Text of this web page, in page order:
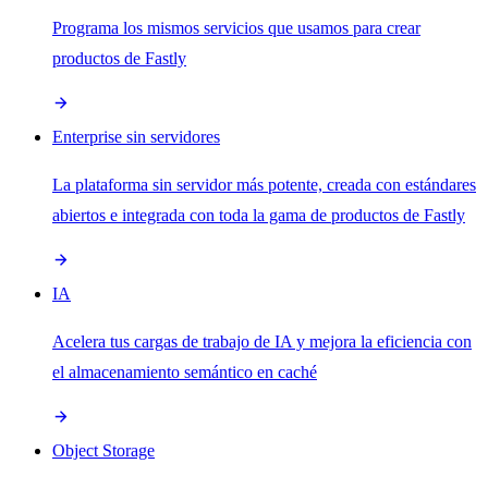
Programa los mismos servicios que usamos para crear
productos de Fastly
Enterprise sin servidores
La plataforma sin servidor más potente, creada con estándares
abiertos e integrada con toda la gama de productos de Fastly
IA
Acelera tus cargas de trabajo de IA y mejora la eficiencia con
el almacenamiento semántico en caché
Object Storage